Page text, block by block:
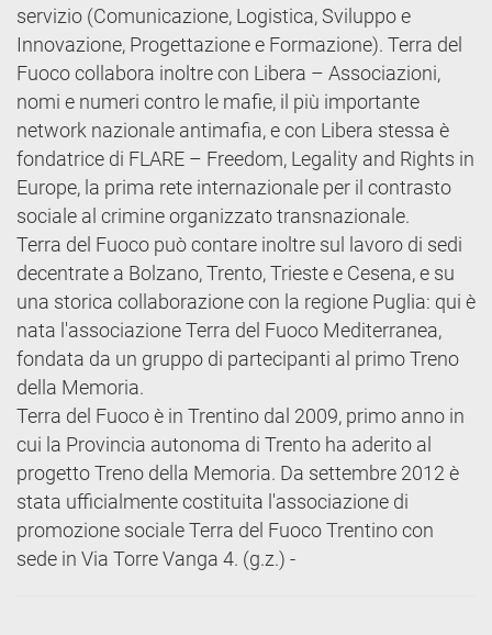
servizio (Comunicazione, Logistica, Sviluppo e
Innovazione, Progettazione e Formazione). Terra del
Fuoco collabora inoltre con Libera – Associazioni,
nomi e numeri contro le mafie, il più importante
network nazionale antimafia, e con Libera stessa è
fondatrice di FLARE – Freedom, Legality and Rights in
Europe, la prima rete internazionale per il contrasto
sociale al crimine organizzato transnazionale.
Terra del Fuoco può contare inoltre sul lavoro di sedi
decentrate a Bolzano, Trento, Trieste e Cesena, e su
una storica collaborazione con la regione Puglia: qui è
nata l'associazione Terra del Fuoco Mediterranea,
fondata da un gruppo di partecipanti al primo Treno
della Memoria.
Terra del Fuoco è in Trentino dal 2009, primo anno in
cui la Provincia autonoma di Trento ha aderito al
progetto Treno della Memoria. Da settembre 2012 è
stata ufficialmente costituita l'associazione di
promozione sociale Terra del Fuoco Trentino con
sede in Via Torre Vanga 4. (g.z.) -